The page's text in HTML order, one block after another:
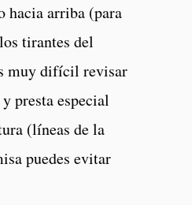
hacia arriba (para
tirantes del
muy difícil revisar
presta especial
(líneas de la
puedes evitar